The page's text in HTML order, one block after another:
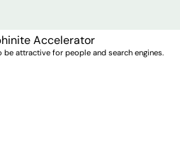
Accelerator
be attractive for people and search engines.